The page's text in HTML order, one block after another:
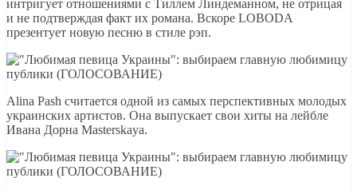
интригует отношениями с Тиллем Линдеманном, не отрицая
и не подтверждая факт их романа. Вскоре LOBODA
презентует новую песню в стиле рэп.
Alina Pash считается одной из самых перспективных молодых
украинских артистов. Она выпускает свои хиты на лейбле
Ивана Дорна Masterskaya.